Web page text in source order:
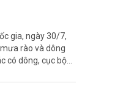
gia, ngày 30/7,
rào và dông
dông, cục bộ...